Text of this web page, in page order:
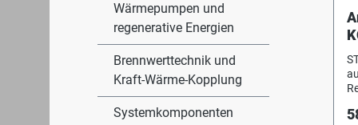
Wärmepumpen und
regenerative Energien
Brennwerttechnik und
Kraft-Wärme-Kopplung
Systemkomponenten
/